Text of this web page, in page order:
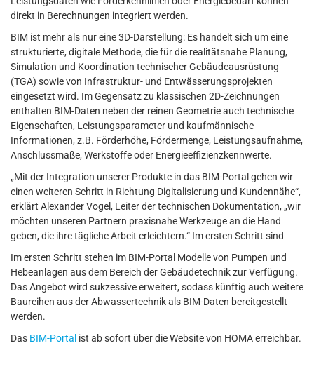
direkt in Berechnungen integriert werden.
BIM ist mehr als nur eine 3D-Darstellung: Es handelt sich um eine
strukturierte, digitale Methode, die für die realitätsnahe Planung,
Simulation und Koordination technischer Gebäudeausrüstung
(TGA) sowie von Infrastruktur- und Entwässerungsprojekten
eingesetzt wird. Im Gegensatz zu klassischen 2D-Zeichnungen
enthalten BIM-Daten neben der reinen Geometrie auch technische
Eigenschaften, Leistungsparameter und kaufmännische
Informationen, z.B. Förderhöhe, Fördermenge, Leistungsaufnahme,
Anschlussmaße, Werkstoffe oder Energieeffizienzkennwerte.
„Mit der Integration unserer Produkte in das BIM-Portal gehen wir
einen weiteren Schritt in Richtung Digitalisierung und Kundennähe“,
erklärt Alexander Vogel, Leiter der technischen Dokumentation, „wir
möchten unseren Partnern praxisnahe Werkzeuge an die Hand
geben, die ihre tägliche Arbeit erleichtern.“ Im ersten Schritt sind
Im ersten Schritt stehen im BIM-Portal Modelle von Pumpen und
Hebeanlagen aus dem Bereich der Gebäudetechnik zur Verfügung.
Das Angebot wird sukzessive erweitert, sodass künftig auch weitere
Baureihen aus der Abwassertechnik als BIM-Daten bereitgestellt
werden.
Das BIM-Portal ist ab sofort über die Website von HOMA erreichbar.